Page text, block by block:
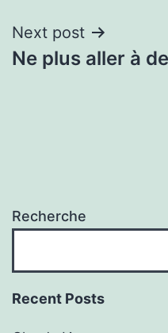
Next post
Ne plus aller à
Recherche
Recent Posts